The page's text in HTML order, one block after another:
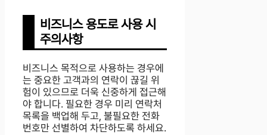
비즈니스 용도로 사용 시
주의사항
비즈니스 목적으로 사용하는 경우에
는 중요한 고객과의 연락이 끊길 위
험이 있으므로 더욱 신중하게 접근해
야 합니다. 필요한 경우 미리 연락처
목록을 백업해 두고, 불필요한 전화
번호만 선별하여 차단하도록 하세요.